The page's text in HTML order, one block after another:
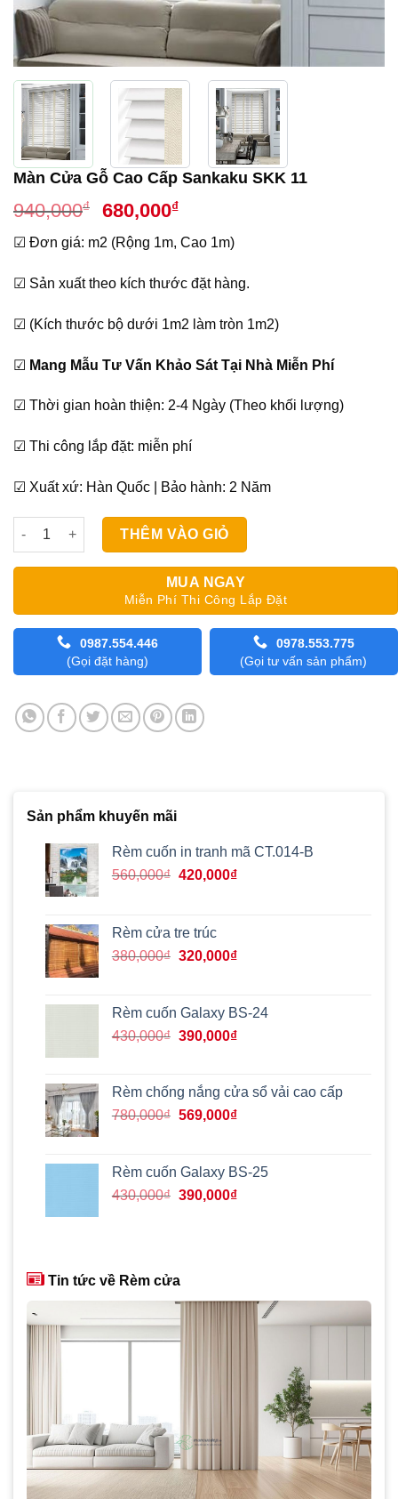
Màn Cửa Gỗ Cao Cấp Sankaku SKK 11
940,000₫
Giá
gốc
là:
940,000₫.
680,000₫Giá
tại
là:
680,000₫.
☑ Đơn giá: m2 (Rộng 1m, Cao 1m)
☑ Sản xuất theo kích thước đặt hàng.
☑ (Kích thước bộ dưới 1m2 làm tròn 1m2)
☑ Mang Mẫu Tư Vấn Khảo Sát Tại Nhà Miễn Phí
☑ Thời gian hoàn thiện: 2-4 Ngày (Theo khối lượng)
☑ Thi công lắp đặt: miễn phí
☑ Xuất xứ: Hàn Quốc | Bảo hành: 2 Năm
Màn Cửa Gỗ Cao Cấp Sankaku SKK 11 số lượng
THÊM VÀO GIỎ
MUA NGAY
Miễn Phí Thi Công Lắp Đặt
0987.554.446
(Gọi đặt hàng)
0978.553.775
(Gọi tư vấn sản phẩm)
Sản phẩm khuyến mãi
Rèm cuốn in tranh mã CT.014-B
560,000₫ Giá
560,000₫.
420,000₫Giá
420,000₫.
Rèm cửa tre trúc
380,000₫ Giá
380,000₫.
320,000₫Giá
là:
320,000₫.
Rèm cuốn Galaxy BS-24
430,000₫ Giá
430,000₫.
390,000₫Giá
là:
390,000₫.
Rèm chống nắng cửa sổ vải cao cấp
780,000₫ Giá
780,000₫.
569,000₫Giá
là:
569,000₫.
Rèm cuốn Galaxy BS-25
430,000₫ Giá
390,000₫Giá
Tin tức về Rèm cửa